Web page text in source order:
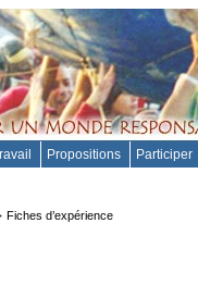
Propositions Participer
Fiches d’expérience